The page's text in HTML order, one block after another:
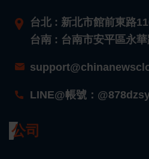
台北 : 新北市館前東路
台南 : 台南市安平區永
LINE@帳號：
公司